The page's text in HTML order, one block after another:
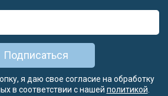
Подписаться
я даю свое согласие на обработку
в соответствии с нашей политикой